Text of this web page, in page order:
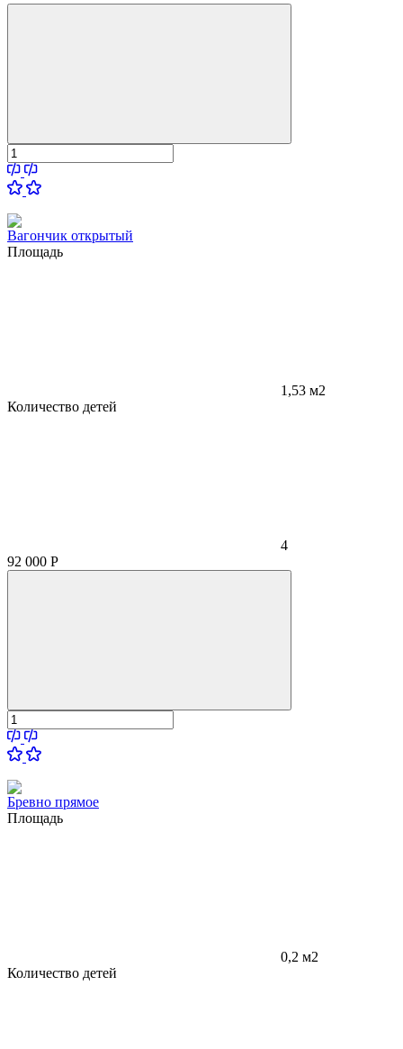
Вагончик открытый
Площадь
1,53 м2
Количество детей
4
92 000 Р
Бревно прямое
Площадь
0,2 м2
Количество детей